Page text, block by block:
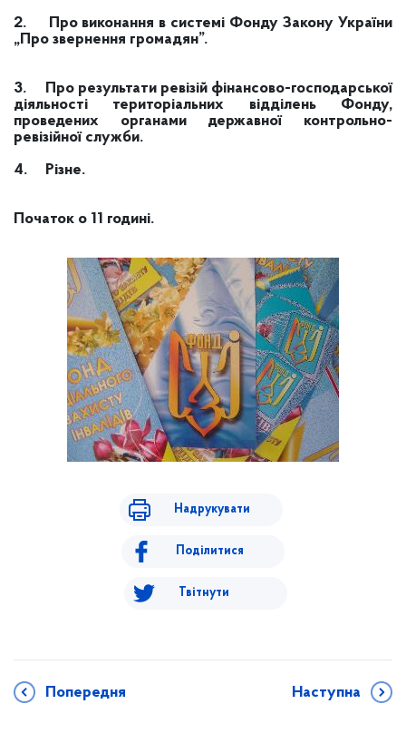
2.
Про виконання в системі Фонду Закону України
„Про звернення громадян”.
3.
Про результати ревізій фінансово-господарської
діяльності територіальних відділень Фонду,
проведених органами державної контрольно-
ревізійної служби.
4.
Різне.
Початок о 11 годині.
Надрукувати
Поділитися
Твітнути
Попередня Наступна